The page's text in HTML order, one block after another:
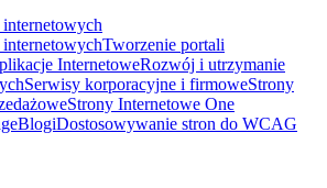
Tworzenie portali
InternetoweRozwój i utrzymanie
Serwisy korporacyjne i firmoweStrony
Strony Internetowe One
BlogiDostosowywanie stron do WCAG